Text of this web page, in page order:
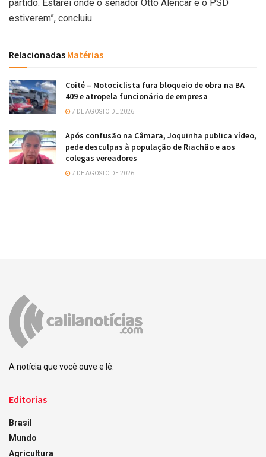
partido. Estarei onde o senador Otto Alencar e o PSD
estiverem”, concluiu.
Relacionadas Matérias
Coité – Motociclista fura bloqueio de obra na BA
409 e atropela funcionário de empresa
7 DE AGOSTO DE 2026
Após confusão na Câmara, Joquinha publica vídeo,
pede desculpas à população de Riachão e aos
colegas vereadores
7 DE AGOSTO DE 2026
A notícia que você ouve e lê.
Editorias
Brasil
Mundo
Agricultura